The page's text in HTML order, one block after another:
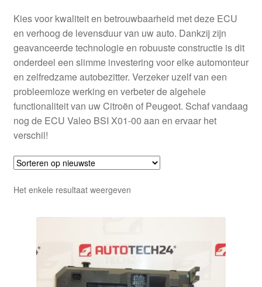
Privacybeleid
Wereldwijde verzending
Winkelwagen
Kies voor kwaliteit en betrouwbaarheid met deze ECU
en verhoog de levensduur van uw auto. Dankzij zijn
geavanceerde technologie en robuuste constructie is dit
onderdeel een slimme investering voor elke automonteur
en zelfredzame autobezitter. Verzeker uzelf van een
probleemloze werking en verbeter de algehele
functionaliteit van uw Citroën of Peugeot. Schaf vandaag
nog de ECU Valeo BSI X01-00 aan en ervaar het
verschil!
Het enkele resultaat weergeven